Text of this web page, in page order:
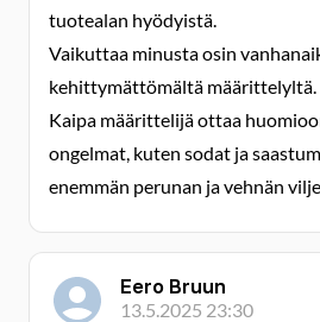
tuotealan hyödyistä.
Vaikuttaa minusta osin
kehittymättömältä määrittelyltä.
Kaipa määrittelijä ottaa
ongelmat, kuten sodat ja
enemmän perunan ja vehnän
Eero Bruun
13.5.2025 23:30